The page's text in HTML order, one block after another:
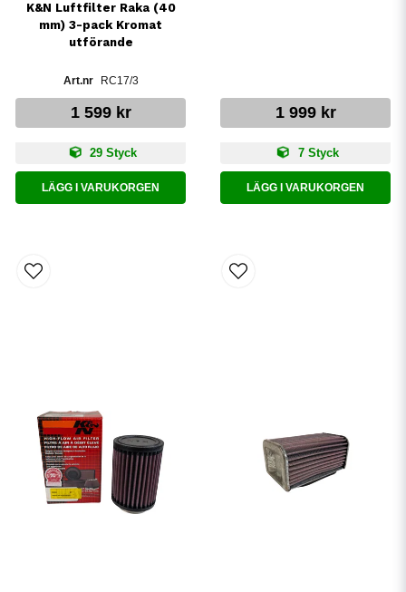
K&N Luftfilter Raka (40
mm) 3-pack Kromat
utförande
RC17/3
1 599 kr
29 Styck
LÄGG I VARUKORGEN
1 999 kr
7 Styck
LÄGG I VARUKORGEN